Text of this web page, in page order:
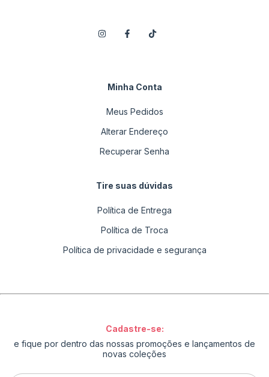
Minha Conta
Meus Pedidos
Alterar Endereço
Recuperar Senha
Tire suas dúvidas
Política de Entrega
Política de Troca
Política de privacidade e segurança
Cadastre-se:
e fique por dentro das nossas promoções e lançamentos de
novas coleções